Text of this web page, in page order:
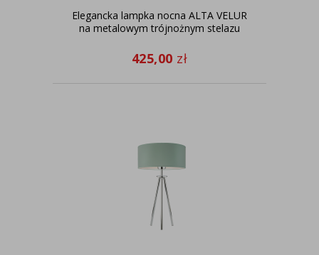
Elegancka lampka nocna ALTA VELUR
na metalowym trójnożnym stelazu
425,00 zł